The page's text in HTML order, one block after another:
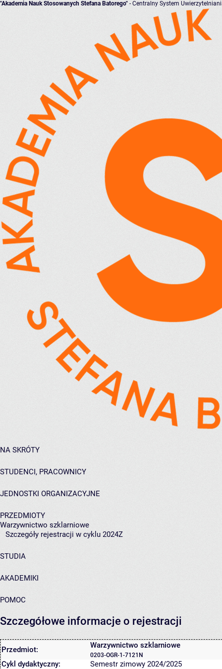
"Akademia Nauk Stosowanych Stefana Batorego" - Centralny System
NA SKRÓTY
STUDENCI, PRACOWNICY
JEDNOSTKI ORGANIZACYJNE
PRZEDMIOTY
Warzywnictwo szklarniowe
Szczegóły rejestracji w cyklu 2024Z
STUDIA
AKADEMIKI
POMOC
Szczegółowe informacje o rejestracji
Przedmiot: Warzywnictwo szklarniowe
0203-OGR-1-7121N
Cykl dydaktyczny: Semestr zimowy 2024/2025